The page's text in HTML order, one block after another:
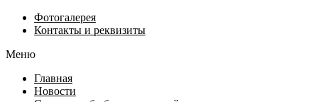
Фотогалерея
Контакты и реквизиты
Меню
Главная
Новости